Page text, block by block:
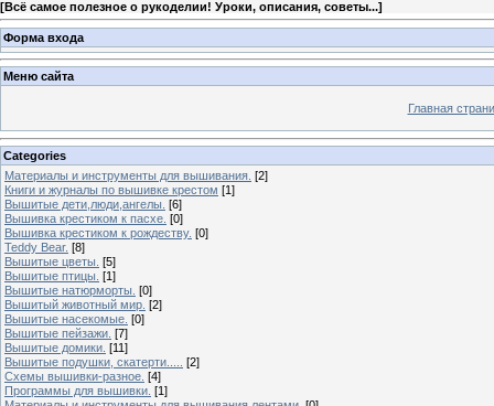
[Всё самое полезное о рукоделии! Уроки, описания, советы...]
Форма входа
Меню сайта
Главная
Categories
Материалы и инструменты для вышивания. [2]
Книги и журналы по вышивке крестом [1]
Вышитые дети,люди,ангелы. [6]
Вышивка крестиком к пасхе. [0]
Вышивка крестиком к рождеству. [0]
Teddy Bear. [8]
Вышитые цветы. [5]
Вышитые птицы. [1]
Вышитые натюрморты. [0]
Вышитый животный мир. [2]
Вышитые насекомые. [0]
Вышитые пейзажи. [7]
Вышитые домики. [11]
Вышитые подушки, скатерти.....
[2]
Схемы вышивки-разное. [4]
Программы для вышивки. [1]